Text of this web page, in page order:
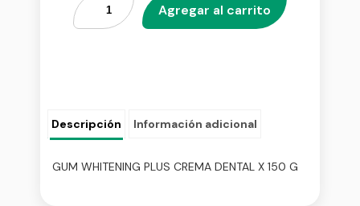
Agregar al carrito
Descripción Información adicional
GUM WHITENING PLUS CREMA DENTAL X 150 G